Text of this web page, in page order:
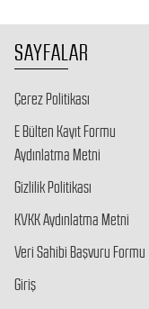
SAYFALAR
Çerez Politikası
E Bülten Kayıt Formu
Aydınlatma Metni
Gizlilik Politikası
KVKK Aydınlatma Metni
Veri Sahibi Başvuru Formu
Giriş